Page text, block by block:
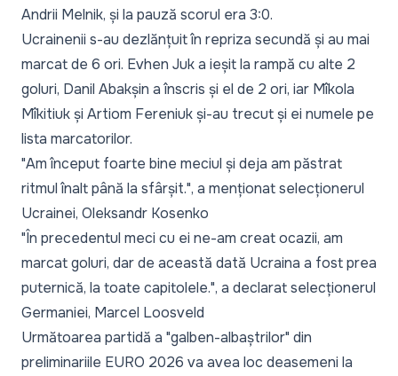
Andrii Melnik, și la pauză scorul era 3:0.
Ucrainenii s-au dezlănțuit în repriza secundă și au mai
marcat de 6 ori. Evhen Juk a ieșit la rampă cu alte 2
goluri, Danil Abakșin a înscris și el de 2 ori, iar Mîkola
Mîkitiuk și Artiom Fereniuk și-au trecut și ei numele pe
lista marcatorilor.
"Am început foarte bine meciul și deja am păstrat
ritmul înalt până la sfârșit.", a menționat selecționerul
Ucrainei, Oleksandr Kosenko
"În precedentul meci cu ei ne-am creat ocazii, am
marcat goluri, dar de această dată Ucraina a fost prea
puternică, la toate capitolele.", a declarat selecționerul
Germaniei, Marcel Loosveld
Următoarea partidă a "galben-albaștrilor" din
preliminariile EURO 2026 va avea loc deasemeni la